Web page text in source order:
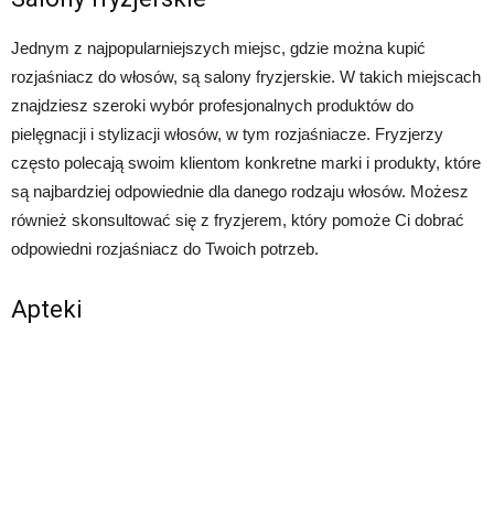
Jednym z najpopularniejszych miejsc, gdzie można kupić
rozjaśniacz do włosów, są salony fryzjerskie. W takich miejscach
znajdziesz szeroki wybór profesjonalnych produktów do
pielęgnacji i stylizacji włosów, w tym rozjaśniacze. Fryzjerzy
często polecają swoim klientom konkretne marki i produkty, które
są najbardziej odpowiednie dla danego rodzaju włosów. Możesz
również skonsultować się z fryzjerem, który pomoże Ci dobrać
odpowiedni rozjaśniacz do Twoich potrzeb.
Apteki